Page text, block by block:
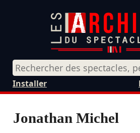
Installer
Jonathan Michel